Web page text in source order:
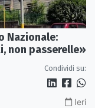
Nazionale:
non passerelle»
Condividi su:
Ieri